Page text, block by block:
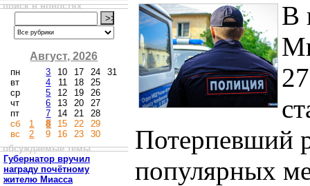
поиск в новостях
Август, 2026
пн
вт
ср
чт
пт
сб
вс
1
2
3
4
5
6
7
8
9
10
11
12
13
14
15
16
17
18
19
20
21
22
23
24
25
26
27
28
29
30
31
обсуждаемые темы
Губернатор вручил
награду почётному
жителю Миасса
В
Потерпевший
популярных